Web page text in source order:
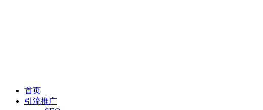
首页
引流推广